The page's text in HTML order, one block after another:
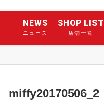
NEWS
ニュース
SHOP LIST
店舗一覧
miffy20170506_2